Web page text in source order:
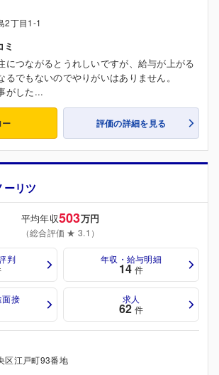
2丁目1-1
ミ
につながるとうれしいですが、給与が上がる
でもないのでやりがいはありません。
がした...
ー 評価の詳細を見る
ーリツ
平均年収503万円
（総合評価 ★ 3.1）
判 年収・給与明細
14 件
面接 求人
62 件
区江戸町93番地